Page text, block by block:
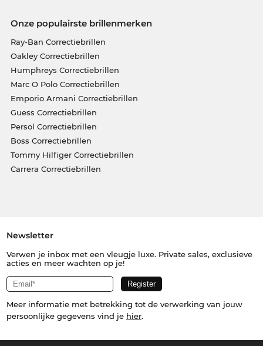
Onze populairste brillenmerken
Ray-Ban Correctiebrillen
Oakley Correctiebrillen
Humphreys Correctiebrillen
Marc O Polo Correctiebrillen
Emporio Armani Correctiebrillen
Guess Correctiebrillen
Persol Correctiebrillen
Boss Correctiebrillen
Tommy Hilfiger Correctiebrillen
Carrera Correctiebrillen
Newsletter
Verwen je inbox met een vleugje luxe. Private sales, exclusieve
acties en meer wachten op je!
Meer informatie met betrekking tot de verwerking van jouw
persoonlijke gegevens vind je hier.